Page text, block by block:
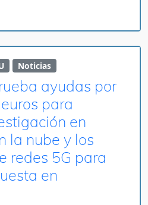
Noticias
ayudas por
para
en
la nube y los
redes 5G para
en